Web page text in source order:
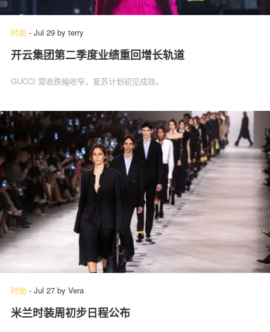
时尚 - Jul 29 by terry
开云集团第二季度业绩重回增长轨道
GUCCI 营收跌幅收窄，复苏计划初见成效。
时尚 - Jul 27 by Vera
米兰时装周初步日程公布